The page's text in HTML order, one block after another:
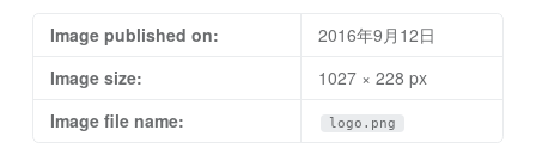
Image published on:
2016年9月12日
Image size:
1027 × 228 px
Image file name:
logo.png